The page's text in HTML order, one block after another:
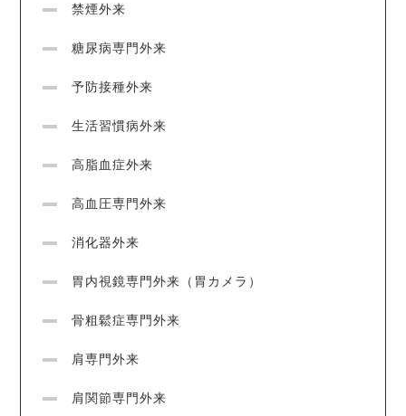
禁煙外来
糖尿病専門外来
予防接種外来
生活習慣病外来
高脂血症外来
高血圧専門外来
消化器外来
胃内視鏡専門外来（胃カメラ）
骨粗鬆症専門外来
肩専門外来
肩関節専門外来